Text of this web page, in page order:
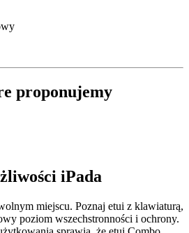
proponujemy
iPada
miejscu. Poznaj etui z klawiaturą,
poziom wszechstronności i ochrony.